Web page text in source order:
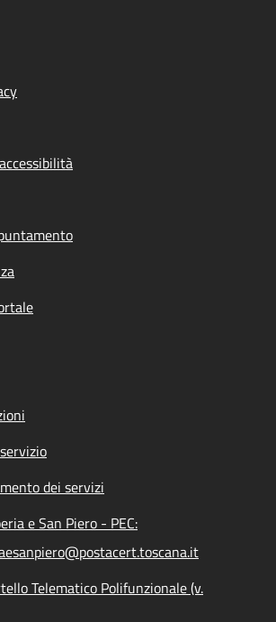
dei servizi
e San Piero - PEC:
Telematico Polifunzionale (v.